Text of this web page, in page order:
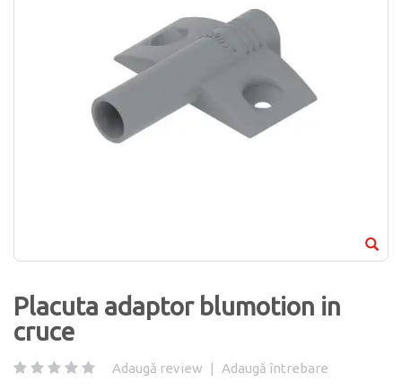
Placuta adaptor blumotion in
cruce
Adaugă review | Adaugă întrebare